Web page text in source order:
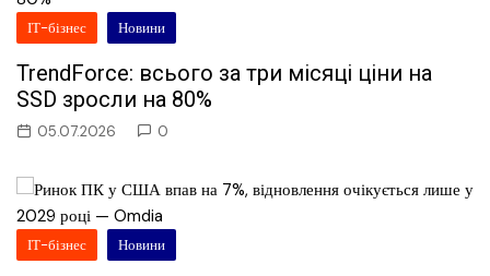
ІТ-бізнес Новини
TrendForce: всього за три місяці ціни на
SSD зросли на 80%
05.07.2026 0
ІТ-бізнес Новини